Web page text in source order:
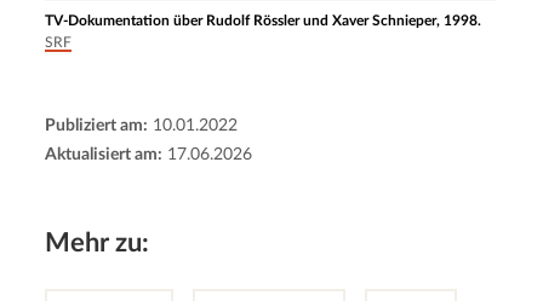
TV-Dokumentation über Rudolf Rössler und Xaver Schnieper, 1998.
SRF
Publiziert am: 10.01.2022
Aktualisiert am: 17.06.2026
Mehr zu: